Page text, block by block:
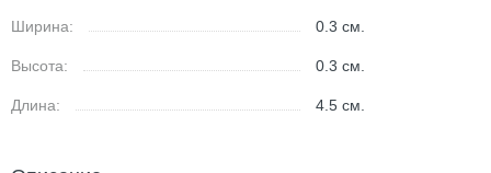
Ширина: 0.3см.
Высота: 0.3см.
Длина: 4.5см.